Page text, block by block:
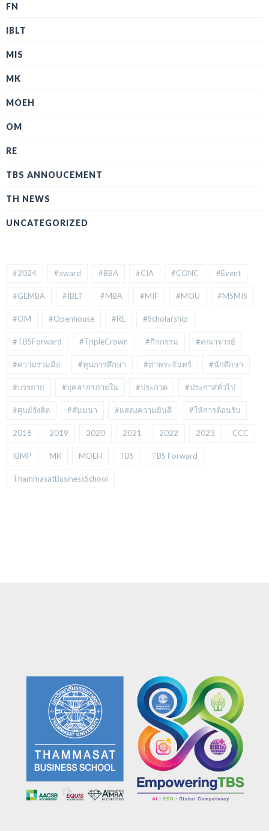
FN
IBLT
MIS
MK
MOEH
OM
RE
TBS ANNOUCEMENT
TH NEWS
UNCATEGORIZED
#2024 #award #BBA #CIA #CONC #Event
#GEMBA #IBLT #MBA #MIF #MOU #MSMIS
#OM #Openhouse #RE #Scholarship
#TBSForward #TripleCrown #กิจกรรม #คณาจารย์
#ความร่วมมือ #ทุนการศึกษา #ท่าพระจันทร์ #นักศึกษา
#บรรยาย #บุคลากรภายใน #ประกวด #ประกาศทั่วไป
#ศูนย์รังสิต #สัมมนา #แสดงความยินดี #ให้การต้อนรับ
2018 2019 2020 2021 2022 2023 CCC
IBMP MK MOEH TBS TBS Forward
ThammasatBusinessSchool